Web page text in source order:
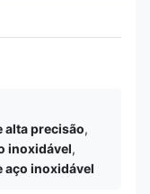
alta precisão,
inoxidável,
aço inoxidável